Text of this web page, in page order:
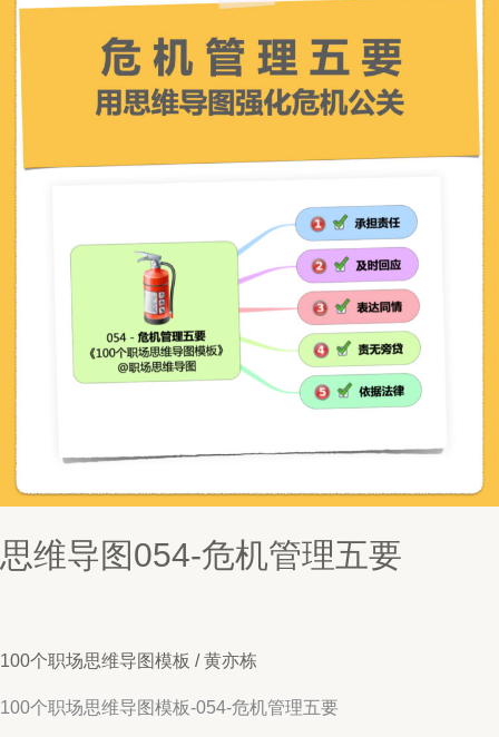
五
不
要
思维导图054-危机管理五要
100个职场思维导图模板 /黄亦栋
100个职场思维导图模板-054-危机管理五要